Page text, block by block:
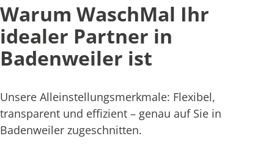
Warum WaschMal Ihr
idealer Partner in
Badenweiler ist
Unsere Alleinstellungsmerkmale: Flexibel,
transparent und effizient – genau auf Sie in
Badenweiler zugeschnitten.